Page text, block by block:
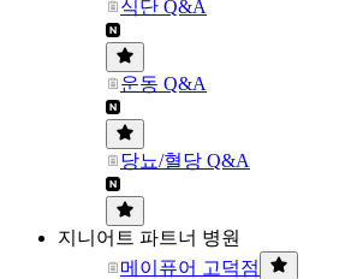
식단 Q&A
운동 Q&A
당뇨/혈당 Q&A
지니어트 파트너 병원
메이퓨어 고덕점